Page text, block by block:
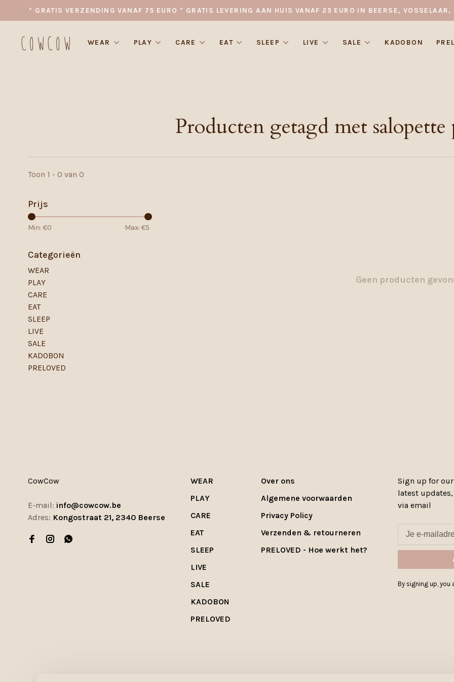
* GRATIS VERZENDING VANAF 75 EURO * GRATIS LEVERING AAN HUIS VANAF 25 EURO IN BEERSE,
WEAR PLAY CARE EAT SLEEP LIVE SALE KADOBON
Producten getagd met salopette
Toon 1 - 0 van 0
Prijs
Min: €0 Max: €5
Categorieën
WEAR
PLAY
CARE
EAT
SLEEP
LIVE
SALE
KADOBON
PRELOVED
Geen producten
CowCow
E-mail: info@cowcow.be
Adres: Kongostraat 21, 2340 Beerse
WEAR
PLAY
CARE
EAT
SLEEP
LIVE
SALE
KADOBON
PRELOVED
Over ons
Algemene voorwaarden
Privacy Policy
Verzenden & retourneren
PRELOVED - Hoe werkt het?
Sign up for
latest
via email
By signing up, you